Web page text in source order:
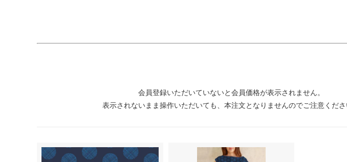
会員登録いただいていないと会員価格が表示されません。
表示されないまま操作いただいても、本注文となりませんのでご注意くださ